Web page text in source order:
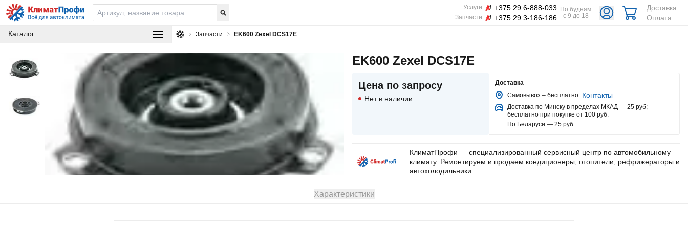
Услуги +375 29 6-888-033
Запчасти +375 29 3-186-186
По будням
с 9 до 18
Доставка
Оплата
Каталог
Запчасти EK600 Zexel DCS17E
EK600 Zexel DCS17E
Цена по запросу
Нет в наличии
Доставка
Самовывоз – бесплатно. Контакты
Доставка по Минску в пределах МКАД — 25 руб;
бесплатно при покупке от 100 руб.
По Беларуси — 25 руб.
КлиматПрофи — специализированный сервисный центр по автомобильному
климату. Ремонтируем и продаем кондиционеры, отопители, рефрижераторы и
автохолодильники.
Характеристики